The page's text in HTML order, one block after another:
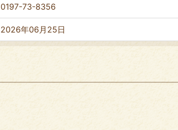
0197-73-8356
2026年06月25日